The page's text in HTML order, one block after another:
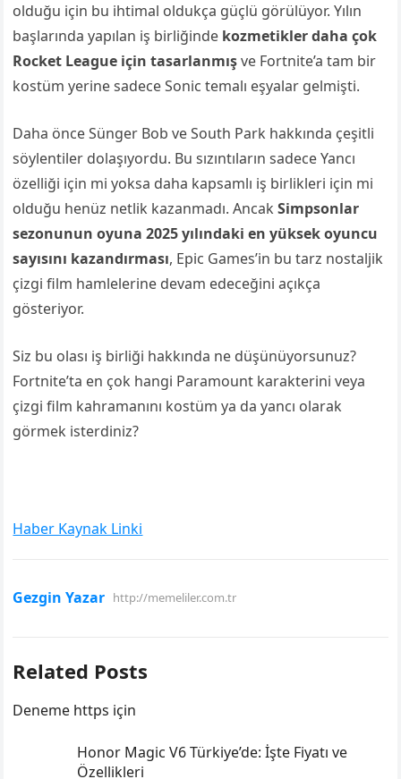
olduğu için bu ihtimal oldukça güçlü görülüyor. Yılın
başlarında yapılan iş birliğinde kozmetikler daha çok
Rocket League için tasarlanmışve Fortnite’a tam bir
kostüm yerine sadece Sonic temalı eşyalar gelmişti.
Daha önce Sünger Bob ve South Park hakkında çeşitli
söylentiler dolaşıyordu. Bu sızıntıların sadece Yancı
özelliği için mi yoksa daha kapsamlı iş birlikleri için mi
olduğu henüz netlik kazanmadı. AncakSimpsonlar
sezonunun oyuna 2025 yılındaki en yüksek oyuncu
sayısını kazandırması, Epic Games’in bu tarz nostaljik
çizgi film hamlelerine devam edeceğini açıkça
gösteriyor.
Siz bu olası iş birliği hakkında ne düşünüyorsunuz?
Fortnite’ta en çok hangi Paramount karakterini veya
çizgi film kahramanını kostüm ya da yancı olarak
görmek isterdiniz?
Haber Kaynak Linki
Gezgin Yazar http://memeliler.com.tr
Related Posts
Deneme https için
Honor Magic V6 Türkiye’de: İşte Fiyatı ve
Özellikleri